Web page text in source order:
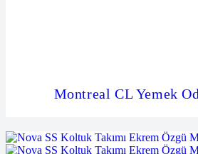
Montreal CL Yemek